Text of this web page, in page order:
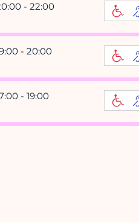
- 22:00
- 20:00
- 19:00